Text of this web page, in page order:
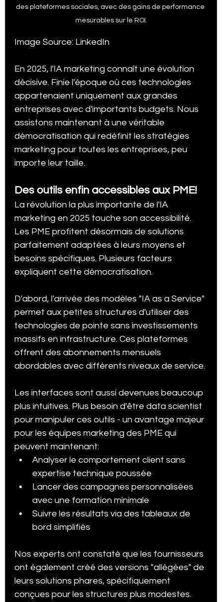
des plateformes sociales, avec des gains de performance
mesurables sur le ROI.
Image Source: LinkedIn
En 2025, l'IA marketing connaît une évolution
décisive. Finie l'époque où ces technologies
appartenaient uniquement aux grandes
entreprises avec d'importants budgets. Nous
assistons maintenant à une véritable
démocratisation qui redéfinit les stratégies
marketing pour toutes les entreprises, peu
importe leur taille.
Des outils enfin accessibles aux PME!
La révolution la plus importante de l'IA
marketing en 2025 touche son accessibilité.
Les PME profitent désormais de solutions
parfaitement adaptées à leurs moyens et
besoins spécifiques. Plusieurs facteurs
expliquent cette démocratisation.
D'abord, l'arrivée des modèles "IA as a Service"
permet aux petites structures d'utiliser des
technologies de pointe sans investissements
massifs en infrastructure. Ces plateformes
offrent des abonnements mensuels
abordables avec différents niveaux de service.
Les interfaces sont aussi devenues beaucoup
plus intuitives. Plus besoin d'être data scientist
pour manipuler ces outils - un avantage majeur
pour les équipes marketing des PME qui
peuvent maintenant:
Analyser le comportement client sans
expertise technique poussée
Lancer des campagnes personnalisées
avec une formation minimale
Suivre les résultats via des tableaux de
bord simplifiés
Nos experts ont constaté que les fournisseurs
ont également créé des versions "allégées" de
leurs solutions phares, spécifiquement
conçues pour les structures plus modestes.